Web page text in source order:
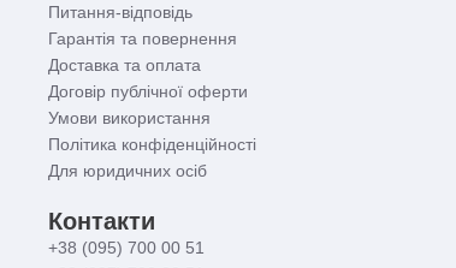
Питання-відповідь
Гарантія та повернення
Доставка та оплата
Договір публічної оферти
Умови використання
Політика конфіденційності
Для юридичних осіб
Контакти
+38 (095) 700 00 51